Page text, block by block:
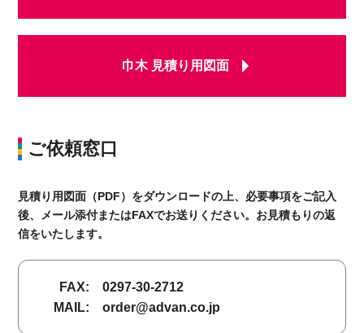
巾木 見積り用図面
ご依頼窓口
見積り用図面（PDF）をダウンロードの上、必要事項をご記入
後、メール添付またはFAXでお送りください。お見積もりの返
信をいたします。
FAX:
0297-30-2712
MAIL:
order@advan.co.jp